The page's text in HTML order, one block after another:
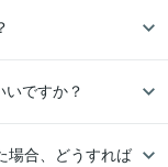
ですか？
場合、どうすれば